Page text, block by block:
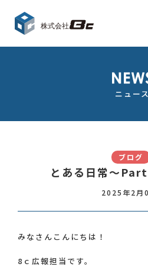
ニュース
ブログ
とある日常～
2025年2月
みなさんこんにちは！
8ｃ広報担当です。
ニュー
事業案
会社情